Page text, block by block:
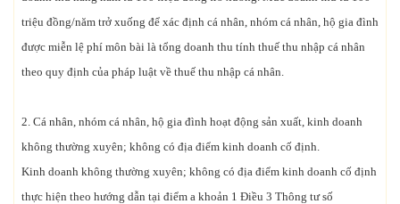
triệu đồng/năm trở xuống để xác định cá nhân, nhóm cá nhân, hộ gia đình
được miễn lệ phí môn bài là tổng doanh thu tính thuế thu nhập cá nhân
theo quy định của pháp luật về thuế thu nhập cá nhân.
2. Cá nhân, nhóm cá nhân, hộ gia đình hoạt động sản xuất, kinh doanh
không thường xuyên; không có địa điểm kinh doanh cố định.
Kinh doanh không thường xuyên; không có địa điểm kinh doanh cố định
thực hiện theo hướng dẫn tại điểm a khoản 1 Điều 3 Thông tư số